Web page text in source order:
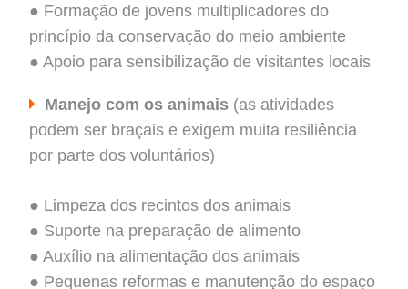
● Formação de jovens multiplicadores do
princípio da conservação do meio ambiente
● Apoio para sensibilização de visitantes locais
Manejo com os animais (as atividades
podem ser braçais e exigem muita resiliência
por parte dos voluntários)
● Limpeza dos recintos dos animais
● Suporte na preparação de alimento
● Auxílio na alimentação dos animais
● Pequenas reformas e manutenção do espaço